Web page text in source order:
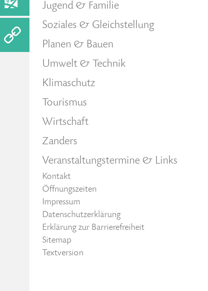
Jugend & Familie
Soziales & Gleichstellung
Planen & Bauen
Umwelt & Technik
Klimaschutz
Tourismus
Wirtschaft
Zanders
Veranstaltungstermine & Links
Kontakt
Öffnungszeiten
Impressum
Datenschutzerklärung
Erklärung zur Barrierefreiheit
Sitemap
Textversion